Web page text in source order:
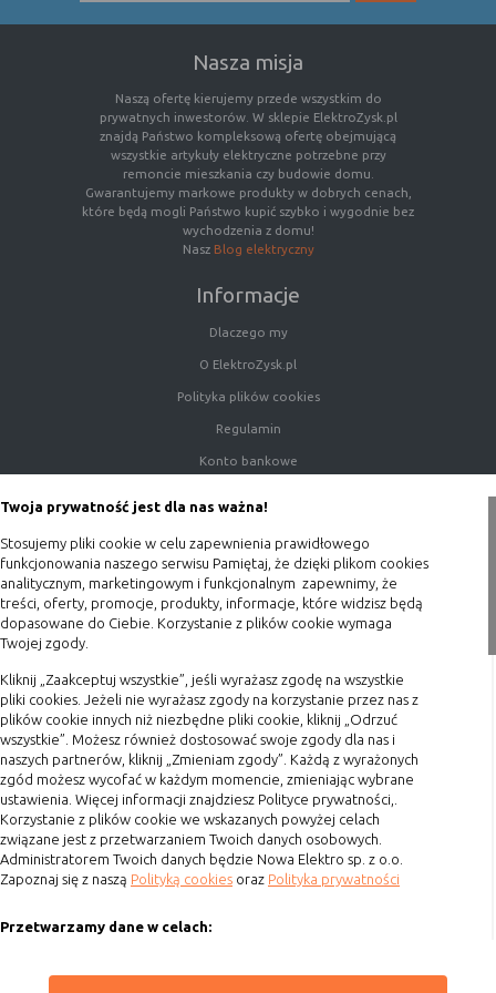
Twoja prywatność jest dla nas ważna!
Stosujemy pliki cookie w celu zapewnienia prawidłowego
funkcjonowania naszego serwisu Pamiętaj, że dzięki plikom cookies
analitycznym, marketingowym i funkcjonalnym zapewnimy, że
treści, oferty, promocje, produkty, informacje, które widzisz będą
dopasowane do Ciebie. Korzystanie z plików cookie wymaga
Twojej zgody.
Kliknij „Zaakceptuj wszystkie”, jeśli wyrażasz zgodę na wszystkie
pliki cookies. Jeżeli nie wyrażasz zgody na korzystanie przez nas z
plików cookie innych niż niezbędne pliki cookie, kliknij „Odrzuć
wszystkie”. Możesz również dostosować swoje zgody dla nas i
naszych partnerów, kliknij „Zmieniam zgody”. Każdą z wyrażonych
zgód możesz wycofać w każdym momencie, zmieniając wybrane
ustawienia. Więcej informacji znajdziesz Polityce prywatności,.
Korzystanie z plików cookie we wskazanych powyżej celach
związane jest z przetwarzaniem Twoich danych osobowych.
Administratorem Twoich danych będzie Nowa Elektro sp. z o.o.
Zapoznaj się z naszą Polityką cookies oraz Polityka prywatności
Przetwarzamy dane w celach:
treści i reklam oraz ich pomiaru, tworzenia statystyk, poprawy
tymczasowe
cookie umieszczone na czas korzystania z
przeglądarki (sesji), zostaje wykasowane
po jej zamknięciu
nie jest kasowane po zamknięciu
przeglądarki i pozostaje w urządzeniu
użytkownika na określony czas lub bez
okresu ważności w zależności od ustawień
serwisu, który zarządza cookies:
własne
(first party
cookie umieszczone bezpośrednio przez
właściciela witryny jaka została
odwiedzona
Cookie
zewnętrzne
(third-party
cookie)
cookie umieszczone przez zewnętrzne
podmioty, których komponenty stron
zostały wywołane przez właściciela
witryny
Uwaga: cookie mogą być wywołane przez administratora
za pomocą skryptów, komponentów, które znajdują się na
serwerach partnera, umiejscowionych w innej lokalizacji –
innym kraju lub nawet zupełnie innym systemie prawnym.
W przypadku wywołania przez administratora witryny
komponentów serwisu pochodzących spoza systemu
administratora mogą obowiązywać inne standardowe
zasady polityki cookies niż polityka prywatności / cookies
administratora witryny.
D. Ze względu na cel jakiemu służą:
Rodzaj Opis
Nasza misja
Naszą ofertę kierujemy przede wszystkim do
prywatnych inwestorów. W sklepie ElektroZysk.pl
znajdą Państwo kompleksową ofertę obejmującą
wszystkie artykuły elektryczne potrzebne przy
remoncie mieszkania czy budowie domu.
Gwarantujemy markowe produkty w dobrych cenach,
które będą mogli Państwo kupić szybko i wygodnie bez
wychodzenia z domu!
Nasz Blog elektryczny
Informacje
Dlaczego my
O ElektroZysk.pl
Polityka plików cookies
Regulamin
Konto bankowe
Blog
Zakupy
Terminy realizacji
Koszty przesyłki
Dostawa
Reklamacje
Zwrot towaru
Kontakt
Szybki kontakt
Godziny otwarcia: Pon.-Pt. 8-16